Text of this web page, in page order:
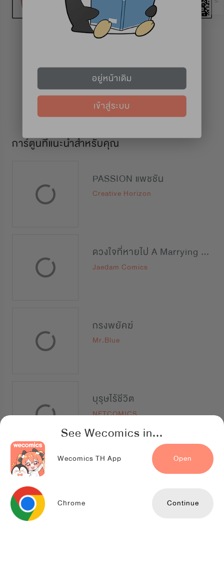
See Wecomics in...
Wecomics TH App Open
Chrome Continue
การ์ตูนที่แนะนำสำหรับคุณ
PASSION แพชชัน
Creative Horizon
ดวงใจที่หายไป A Marrying Man
Jaedam Comics
กรงพยัคฆ์
Mr.Blue
บุรุษไร้ชีวิต
NETCOMICS
The Darkest Red
อยู่หน้าเดิม
เข้าสู่ระบบ